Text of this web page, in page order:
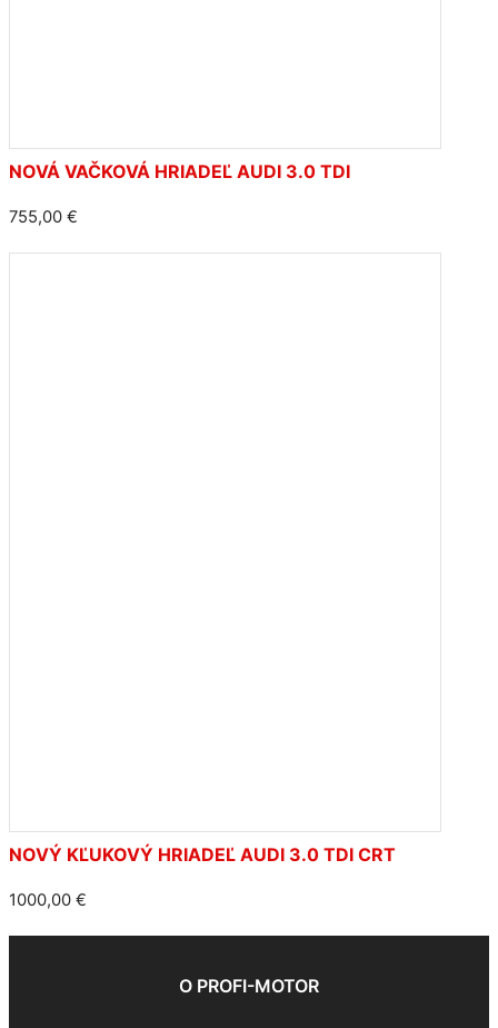
NOVÁ VAČKOVÁ HRIADEĽ AUDI 3.0 TDI
755,00 €
NOVÝ KĽUKOVÝ HRIADEĽ AUDI 3.0 TDI CRT
1000,00 €
O PROFI-MOTOR